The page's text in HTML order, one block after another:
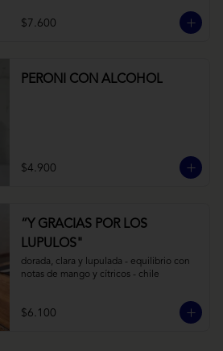
$7.600
PERONI CON ALCOHOL
$4.900
“Y GRACIAS POR LOS
LUPULOS"
dorada, clara y lupulada - equilibrio con
notas de mango y cítricos - chile
$6.100